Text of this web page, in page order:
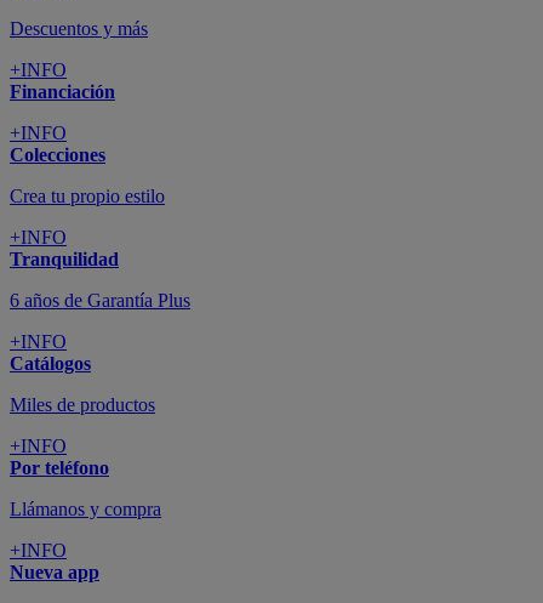
Descuentos y más
+INFO
Financiación
+INFO
Colecciones
Crea tu propio estilo
+INFO
Tranquilidad
6 años de Garantía Plus
+INFO
Catálogos
Miles de productos
+INFO
Por teléfono
Llámanos y compra
+INFO
Nueva app